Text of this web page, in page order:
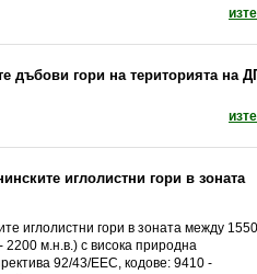
дъбови гори на територията на
иглолистни гори в зоната
иглолистни гори в зоната между
2200 м.н.в.) с висока природна
92/43/ЕЕС, кодове: 9410 -